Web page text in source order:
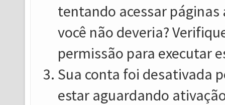
tentando acessar
você não deveria?
permissão para executar
Sua conta foi desativada
estar aguardando